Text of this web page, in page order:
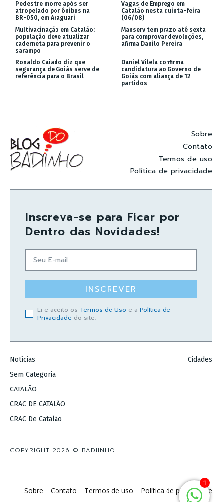
Pedestre morre após ser
atropelado por ônibus na
BR-050, em Araguari
Vagas de Emprego em
Catalão nesta quinta-feira
(06/08)
Multivacinação em Catalão:
população deve atualizar
caderneta para prevenir o
sarampo
Manserv tem prazo até sexta
para comprovar devoluções,
afirma Danilo Pereira
Ronaldo Caiado diz que
segurança de Goiás serve de
referência para o Brasil
Daniel Vilela confirma
candidatura ao Governo de
Goiás com aliança de 12
partidos
Sobre
Contato
Termos de uso
Política de privacidade
Inscreva-se para Ficar por
Dentro das Novidades!
INSCREVER
Li e aceito os Termos de Uso e a Política de
Privacidade do site.
Notícias
Sem Categoria
CATALÃO
CRAC DE CATALÃO
CRAC De Catalão
Cidades
COPYRIGHT 2026 © BADIINHO
Sobre Contato Termos de uso Política de privacidade
1